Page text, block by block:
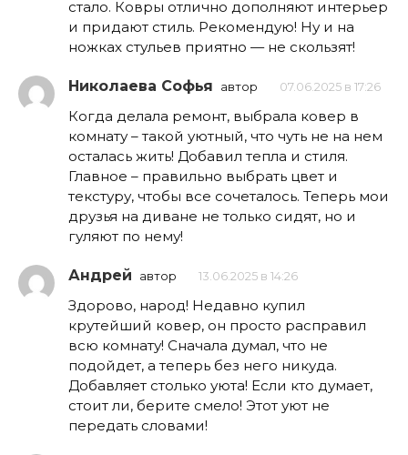
стало. Ковры отлично дополняют интерьер
и придают стиль. Рекомендую! Ну и на
ножках стульев приятно — не скользят!
Николаева Софья автор 07.06.2025 в 17:26
Когда делала ремонт, выбрала ковер в
комнату – такой уютный, что чуть не на нем
осталась жить! Добавил тепла и стиля.
Главное – правильно выбрать цвет и
текстуру, чтобы все сочеталось. Теперь мои
друзья на диване не только сидят, но и
гуляют по нему!
Андрей автор 13.06.2025 в 14:26
Здорово, народ! Недавно купил
крутейший ковер, он просто расправил
всю комнату! Сначала думал, что не
подойдет, а теперь без него никуда.
Добавляет столько уюта! Если кто думает,
стоит ли, берите смело! Этот уют не
передать словами!